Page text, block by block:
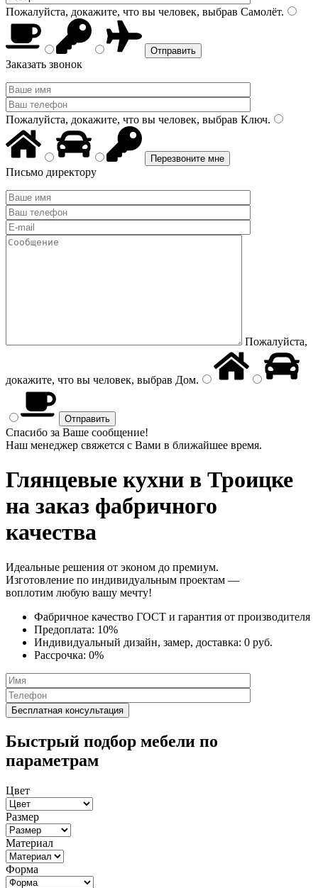
Пожалуйста, докажите, что вы человек, выбрав Самолёт.
Заказать звонок
Пожалуйста, докажите, что вы человек, выбрав Ключ.
Письмо директору
Пожалуйста,
докажите, что вы человек, выбрав Дом.
Спасибо за Ваше сообщение!
Наш менеджер свяжется с Вами в ближайшее время.
Глянцевые кухни в Троицке
на заказ фабричного
качества
Идеальные решения от эконом до премиум.
Изготовление по индивидуальным проектам —
воплотим любую вашу мечту!
Фабричное качество ГОСТ и гарантия от производителя
Предоплата: 10%
Индивидуальный дизайн, замер, доставка: 0 руб.
Рассрочка: 0%
Быстрый подбор мебели по
параметрам
Цвет
Размер
Материал
Форма